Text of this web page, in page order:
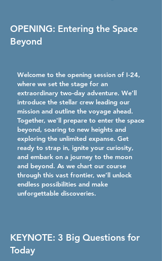
OPENING: Entering the Space
Beyond
Welcome to the opening session of I-24,
where we set the stage for an
extraordinary two-day adventure. We’ll
introduce the stellar crew leading our
mission and outline the voyage ahead.
Together, we'll prepare to enter the space
beyond, soaring to new heights and
exploring the unlimited expanse. Get
ready to strap in, ignite your curiosity,
and embark on a journey to the moon
and beyond. As we chart our course
through this vast frontier, we’ll unlock
endless possibilities and make
unforgettable discoveries.
KEYNOTE: 3 Big Questions for
Today